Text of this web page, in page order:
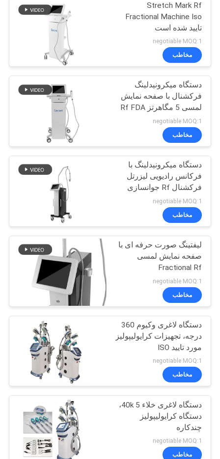
دستگاه لیزر IPL
23
دستگاه ND Yag
Laser Tattoo
Removal
46
دستگاه لیزر کسری
جزئی CO2
57
ماشین حذف عنکبوت
21
Stretch Mark Rf
Fractional Machine Iso
تایید شده است
negotiable MOQ:1
مخاطب
دستگاه میکرونیدلینگ
فرکشنال با صفحه نمایش
لمسی 5 مگاهرتز Rf FDA
تایید شده است
negotiable MOQ:1
مخاطب
دستگاه میکرونیدلینگ با
فرکانس رادیویی لیزرتل
فرکشنال Rf جوانسازی
پوست
negotiable MOQ:1
مخاطب
لیفتینگ صورت حرفه ای با
صفحه نمایش لمسی
Fractional Rf
Microneedle Skin
Tightening Face Machine
negotiable MOQ:1
مخاطب
دستگاه لاغری وکیوم 360
درجه، تجهیزات کرایولیپولیز
مورد تایید ISO
negotiable MOQ:1
مخاطب
دستگاه لاغری خلاء 40k 5،
دستگاه کرایولیپولیز
چندکاره
negotiable MOQ:1
مخاطب